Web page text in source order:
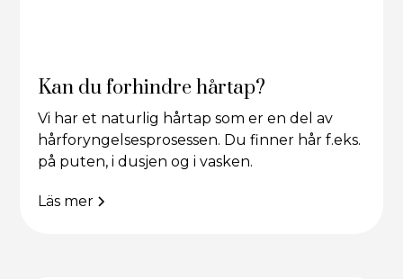
Kan du forhindre hårtap?
Vi har et naturlig hårtap som er en del av
hårforyngelsesprosessen. Du finner hår f.eks.
på puten, i dusjen og i vasken.
Läs mer